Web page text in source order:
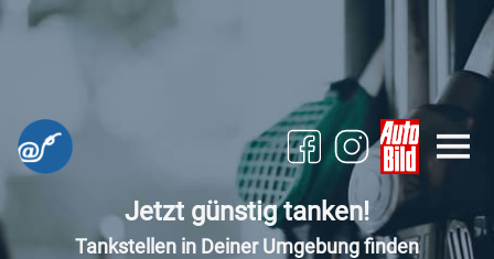
Jetzt günstig tanken!
Tankstellen in Deiner Umgebung finden